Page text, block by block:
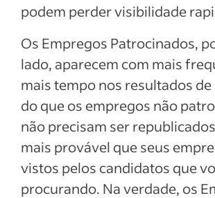
podem perder visibilidade
Os Empregos Patrocinados,
lado, aparecem com mais
mais tempo nos resultados de
do que os empregos não
não precisam ser
mais provável que seus
vistos pelos candidatos que
procurando. Na verdade, os